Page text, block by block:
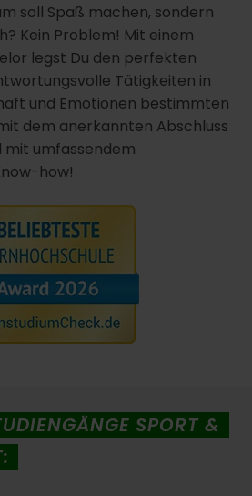
soll Spaß machen, sondern
Kein Problem! Mit einem
legst Du den perfekten
Tätigkeiten in
und Emotionen bestimmten
dem anerkannten Abschluss
mit umfassendem
how!
SPORT &